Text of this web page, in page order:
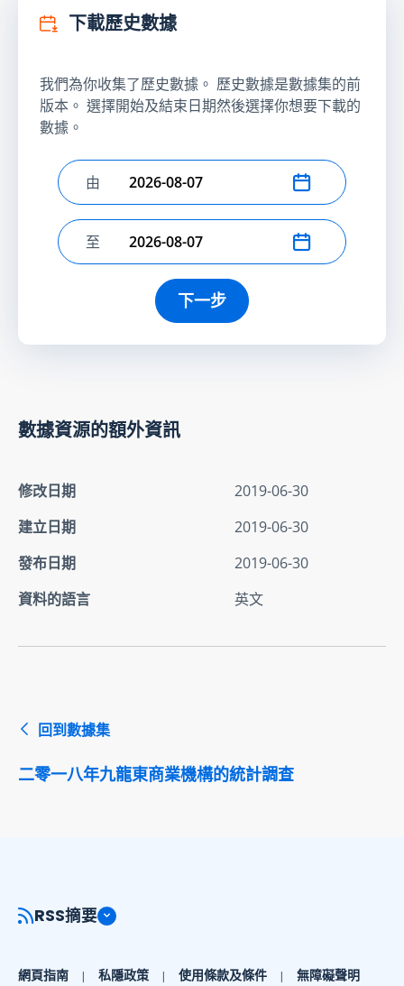
下載歷史數據
我們為你收集了歷史數據。 歷史數據是數據集的前
版本。 選擇開始及結束日期然後選擇你想要下載的
數據。
選擇開始日期
由
選擇結束日期
至
下一步
數據資源的額外資訊
修改日期
2019-06-30
建立日期
2019-06-30
發布日期
2019-06-30
資料的語言
英文
回到數據集
二零一八年九龍東商業機構的統計調查
RSS摘要
網頁指南 私隱政策 使用條款及條件 無障礙聲明